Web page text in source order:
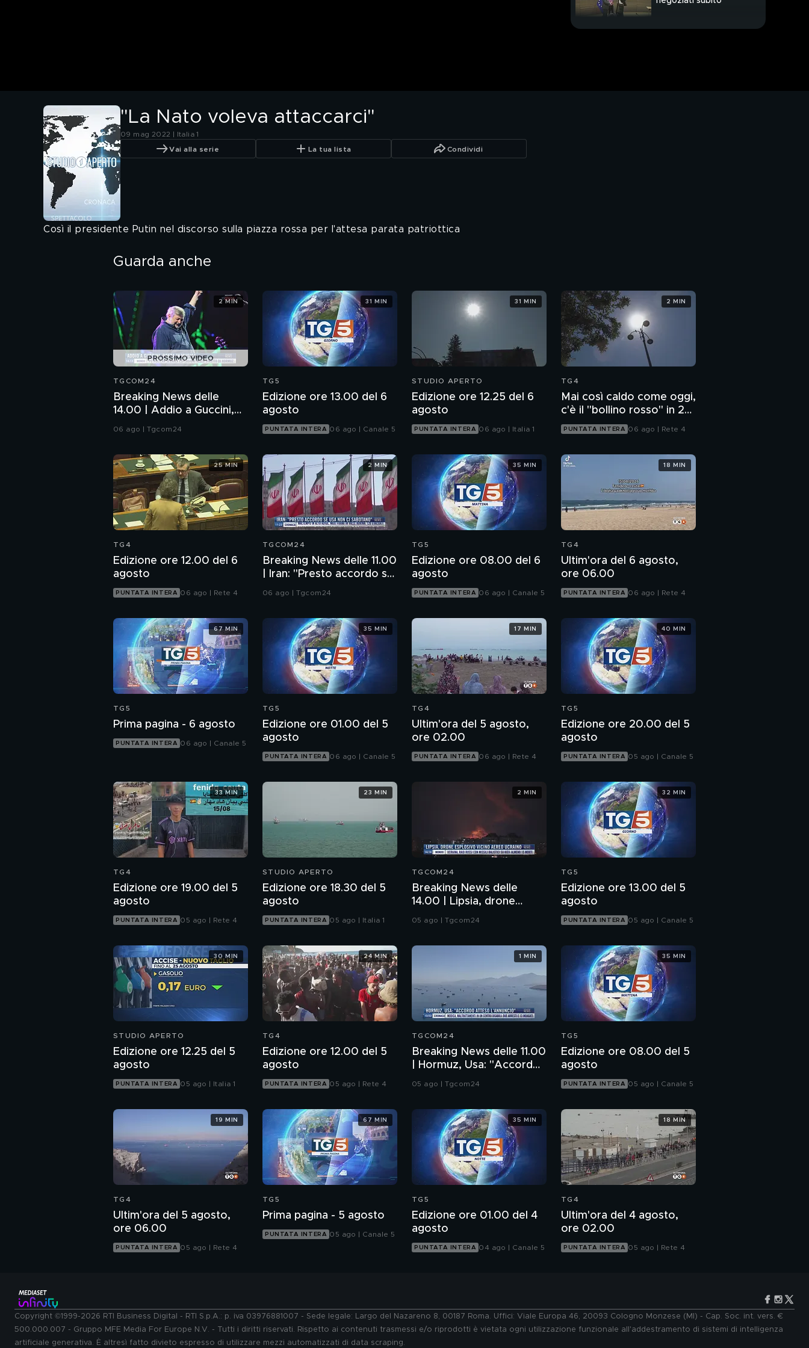
"La Nato voleva attaccarci"
09 mag 2022 | Italia 1
Vai alla serie La tua lista Condividi
Così il presidente Putin nel discorso sulla piazza rossa per l'attesa parata patriottica
Guarda anche
PROSSIMO VIDEO
TGCOM24
Breaking News delle
14.00 | Addio a Guccini,
poeta in musica
06 ago | Tgcom24
2 MIN
TG5
Edizione ore 13.00 del 6
agosto
PUNTATA INTERA 06 ago | Canale 5
31 MIN
STUDIO APERTO
Edizione ore 12.25 del 6
agosto
PUNTATA INTERA 06 ago | Italia 1
31 MIN
TG4
Mai così caldo come oggi,
c'è il "bollino rosso" in 27
città
PUNTATA INTERA 06 ago | Rete 4
2 MIN
TG4
Edizione ore 12.00 del 6
agosto
PUNTATA INTERA 06 ago | Rete 4
25 MIN
TGCOM24
Breaking News delle 11.00
| Iran: "Presto accordo se
Usa non ci sabotano"
06 ago | Tgcom24
2 MIN
TG5
Edizione ore 08.00 del 6
agosto
PUNTATA INTERA 06 ago | Canale 5
35 MIN
TG4
Ultim'ora del 6 agosto,
ore 06.00
PUNTATA INTERA 06 ago | Rete 4
18 MIN
TG5
Prima pagina - 6 agosto
PUNTATA INTERA 06 ago | Canale 5
67 MIN
TG5
Edizione ore 01.00 del 5
agosto
PUNTATA INTERA 06 ago | Canale 5
35 MIN
TG4
Ultim'ora del 5 agosto,
ore 02.00
PUNTATA INTERA 06 ago | Rete 4
17 MIN
TG5
Edizione ore 20.00 del 5
agosto
PUNTATA INTERA 05 ago | Canale 5
40 MIN
TG4
Edizione ore 19.00 del 5
agosto
PUNTATA INTERA 05 ago | Rete 4
33 MIN
STUDIO APERTO
Edizione ore 18.30 del 5
agosto
PUNTATA INTERA 05 ago | Italia 1
23 MIN
TGCOM24
Breaking News delle
14.00 | Lipsia, drone
esplosivo vicino aereo
05 ago | Tgcom24
2 MIN
TG5
Edizione ore 13.00 del 5
agosto
PUNTATA INTERA 05 ago | Canale 5
32 MIN
STUDIO APERTO
Edizione ore 12.25 del 5
agosto
PUNTATA INTERA 05 ago | Italia 1
30 MIN
TG4
Edizione ore 12.00 del 5
agosto
PUNTATA INTERA 05 ago | Rete 4
24 MIN
TGCOM24
Breaking News delle 11.00
| Hormuz, Usa: "Accordo
atteso l'annuncio"
05 ago | Tgcom24
1 MIN
TG5
Edizione ore 08.00 del 5
agosto
PUNTATA INTERA 05 ago | Canale 5
35 MIN
TG4
Ultim'ora del 5 agosto,
ore 06.00
PUNTATA INTERA 05 ago | Rete 4
19 MIN
TG5
Prima pagina - 5 agosto
PUNTATA INTERA 05 ago | Canale 5
67 MIN
TG5
Edizione ore 01.00 del 4
agosto
PUNTATA INTERA 04 ago | Canale 5
35 MIN
TG4
Ultim'ora del 4 agosto,
ore 02.00
PUNTATA INTERA 05 ago | Rete 4
18 MIN
Copyright ©1999-2026 RTI Business Digital - RTI S.p.A.: p. iva 03976881007 - Sede legale: Largo del Nazareno 8, 00187 Roma. Uffici: Viale Europa 46, 20093 Cologno Monzese (MI) - Cap. Soc. int. vers. €
500.000.007 - Gruppo MFE Media For Europe N.V. - Tutti i diritti riservati. Rispetto ai contenuti trasmessi e/o riprodotti è vietata ogni utilizzazione funzionale all'addestramento di sistemi di intelligenza
artificiale generativa. È altresì fatto divieto espresso di utilizzare mezzi automatizzati di data scraping.